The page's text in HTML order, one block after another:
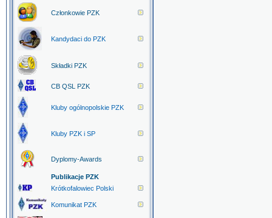
Członkowie PZK
Kandydaci do PZK
Składki PZK
CB QSL PZK
Kluby ogólnopolskie PZK
Kluby PZK i SP
Dyplomy-Awards
Publikacje PZK
Krótkofalowiec Polski
Komunikat PZK